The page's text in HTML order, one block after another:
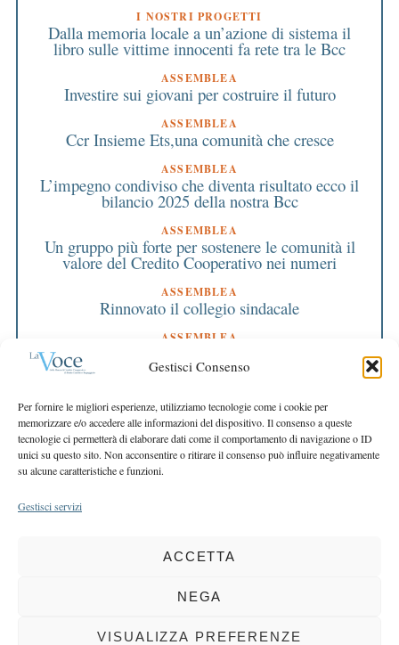
Gestisci Consenso
Per fornire le migliori esperienze, utilizziamo tecnologie come i cookie per
memorizzare e/o accedere alle informazioni del dispositivo. Il consenso a queste
tecnologie ci permetterà di elaborare dati come il comportamento di navigazione o ID
unici su questo sito. Non acconsentire o ritirare il consenso può influire negativamente
su alcune caratteristiche e funzioni.
Gestisci servizi
ACCETTA
NEGA
VISUALIZZA PREFERENZE
I NOSTRI PROGETTI
Dalla memoria locale a un’azione di sistema il
libro sulle vittime innocenti fa rete tra le Bcc
ASSEMBLEA
Investire sui giovani per costruire il futuro
ASSEMBLEA
Ccr Insieme Ets,una comunità che cresce
ASSEMBLEA
L’impegno condiviso che diventa risultato ecco il
bilancio 2025 della nostra Bcc
ASSEMBLEA
Un gruppo più forte per sostenere le comunità il
valore del Credito Cooperativo nei numeri
ASSEMBLEA
Rinnovato il collegio sindacale
ASSEMBLEA
Bilancio approvato all’unanimità e 2 milioni
destinati al territorio
EDITORIALE DIRETTORE
Crescere restando riconoscibili
EDITORIALE PRESIDENTE
Costruire futuro insieme
COPYRIGHT 2025 LA VOCE |PRIVACY
BCC DI BUSTO GAROLFO E BUGUGGIATE